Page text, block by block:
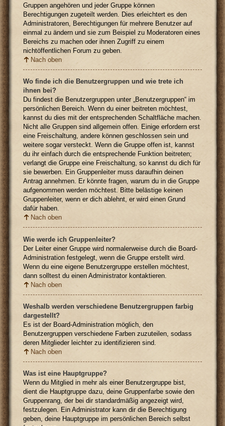
Gruppen angehören und jeder Gruppe können
Berechtigungen zugeteilt werden. Dies erleichtert es den
Administratoren, Berechtigungen für mehrere Benutzer auf
einmal zu ändern und sie zum Beispiel zu Moderatoren eines
Bereichs zu machen oder ihnen Zugriff zu einem
nichtöffentlichen Forum zu geben.
Nach oben
Wo finde ich die Benutzergruppen und wie trete ich
ihnen bei?
Du findest die Benutzergruppen unter „Benutzergruppen“ im
persönlichen Bereich. Wenn du einer beitreten möchtest,
kannst du dies mit der entsprechenden Schaltfläche machen.
Nicht alle Gruppen sind allgemein offen. Einige erfordern erst
eine Freischaltung, andere können geschlossen sein und
weitere sogar versteckt. Wenn die Gruppe offen ist, kannst
du ihr einfach durch die entsprechende Funktion beitreten;
verlangt die Gruppe eine Freischaltung, so kannst du dich für
sie bewerben. Ein Gruppenleiter muss daraufhin deinen
Antrag annehmen. Er könnte fragen, warum du in die Gruppe
aufgenommen werden möchtest. Bitte belästige keinen
Gruppenleiter, wenn er dich ablehnt, er wird einen Grund
dafür haben.
Nach oben
Wie werde ich Gruppenleiter?
Der Leiter einer Gruppe wird normalerweise durch die Board-
Administration festgelegt, wenn die Gruppe erstellt wird.
Wenn du eine eigene Benutzergruppe erstellen möchtest,
dann solltest du einen Administrator kontaktieren.
Nach oben
Weshalb werden verschiedene Benutzergruppen farbig
dargestellt?
Es ist der Board-Administration möglich, den
Benutzergruppen verschiedene Farben zuzuteilen, sodass
deren Mitglieder leichter zu identifizieren sind.
Nach oben
Was ist eine Hauptgruppe?
Wenn du Mitglied in mehr als einer Benutzergruppe bist,
dient die Hauptgruppe dazu, deine Gruppenfarbe sowie den
Gruppenrang, der bei dir standardmäßig angezeigt wird,
festzulegen. Ein Administrator kann dir die Berechtigung
geben, deine Hauptgruppe im persönlichen Bereich selbst